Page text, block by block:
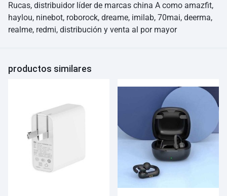
Rucas, distribuidor líder de marcas china A como amazfit,
haylou, ninebot, roborock, dreame, imilab, 70mai, deerma,
realme, redmi, distribución y venta al por mayor
productos similares